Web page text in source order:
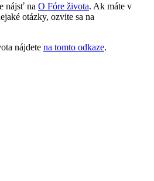
nájsť na O Fóre života. Ak máte v
otázky, ozvite sa na
nájdete na tomto odkaze.